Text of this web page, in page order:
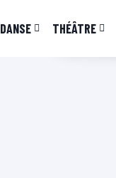
DANSE THÉÂTRE